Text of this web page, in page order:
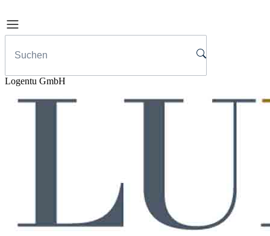
Logentu GmbH